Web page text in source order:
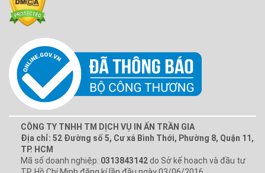
CÔNG TY TNHH TM DỊCH VỤ IN ẤN TRẦN GIA
Địa chỉ: 52 Đường số 5, Cư xá Bình Thới, Phường 8, Quận 11,
TP. HCM
Mã số doanh nghiệp: 0313843142 do Sở kế hoạch và đầu tư